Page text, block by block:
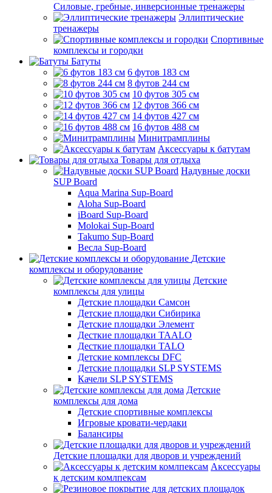
Силовые, гребные, инверсионные тренажеры
Эллиптические
тренажеры
Спортивные
комплексы и городки
Батуты
6 футов 183 см
8 футов 244 см
10 футов 305 см
12 футов 366 см
14 футов 427 см
16 футов 488 см
Минитрамплины
Аксессуары к батутам
Товары для отдыха
Надувные доски
SUP Board
Aqua Marina Sup-Board
Aloha Sup-Board
iBoard Sup-Board
Molokai Sup-Board
Takumo Sup-Board
Весла Sup-Board
Детские
комплексы и оборудование
Детские
комплексы для улицы
Детские площадки Самсон
Детские площадки Сибирика
Детские площадки Элемент
Десткие площадки TAALO
Десткие площадки TALO
Детские комплексы DFC
Детские площадки SLP SYSTEMS
Качели SLP SYSTEMS
Детские
комплексы для дома
Детские спортивные комплексы
Игровые кровати-чердаки
Балансиры
Детские площадки для дворов и учреждений
Аксессуары
к детским комлпексам